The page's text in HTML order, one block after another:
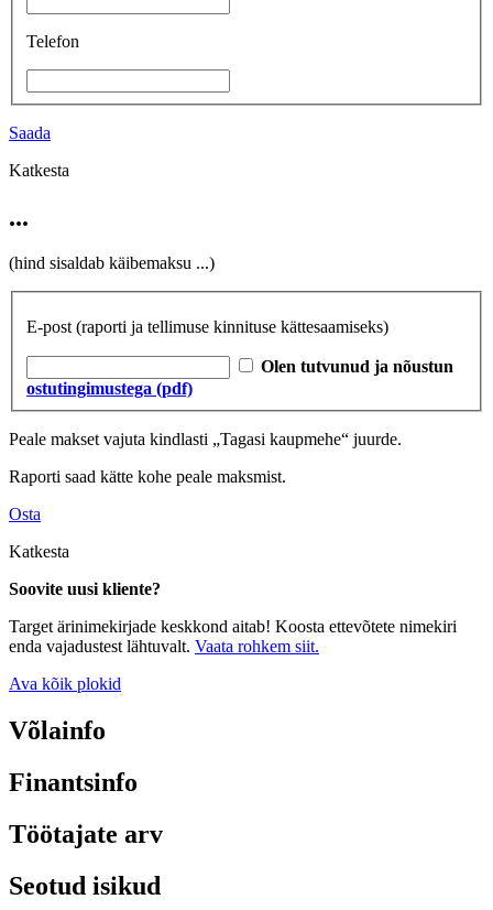
Telefon
Saada
Katkesta
...
(hind sisaldab käibemaksu ...)
E-post (raporti ja tellimuse kinnituse kättesaamiseks)
Olen tutvunud ja nõustun
ostutingimustega (pdf)
Peale makset vajuta kindlasti „Tagasi kaupmehe“ juurde.
Raporti saad kätte kohe peale maksmist.
Osta
Katkesta
Soovite uusi kliente?
Target ärinimekirjade keskkond aitab! Koosta ettevõtete nimekiri
enda vajadustest lähtuvalt. Vaata rohkem siit.
Ava kõik plokid
Võlainfo
Finantsinfo
Töötajate arv
Seotud isikud